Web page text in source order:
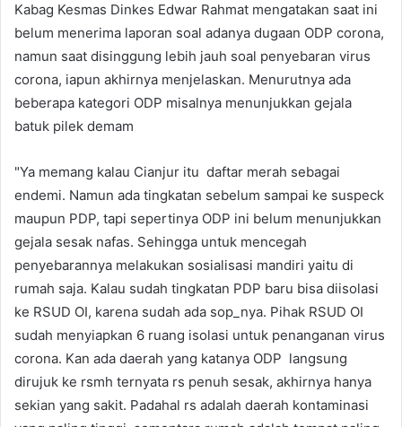
Kabag Kesmas Dinkes Edwar Rahmat mengatakan saat ini
belum menerima laporan soal adanya dugaan ODP corona,
namun saat disinggung lebih jauh soal penyebaran virus
corona, iapun akhirnya menjelaskan. Menurutnya ada
beberapa kategori ODP misalnya menunjukkan gejala
batuk pilek demam
"Ya memang kalau Cianjur itu daftar merah sebagai
endemi. Namun ada tingkatan sebelum sampai ke suspeck
maupun PDP, tapi sepertinya ODP ini belum menunjukkan
gejala sesak nafas. Sehingga untuk mencegah
penyebarannya melakukan sosialisasi mandiri yaitu di
rumah saja. Kalau sudah tingkatan PDP baru bisa diisolasi
ke RSUD OI, karena sudah ada sop_nya. Pihak RSUD OI
sudah menyiapkan 6 ruang isolasi untuk penanganan virus
corona. Kan ada daerah yang katanya ODP langsung
dirujuk ke rsmh ternyata rs penuh sesak, akhirnya hanya
sekian yang sakit. Padahal rs adalah daerah kontaminasi